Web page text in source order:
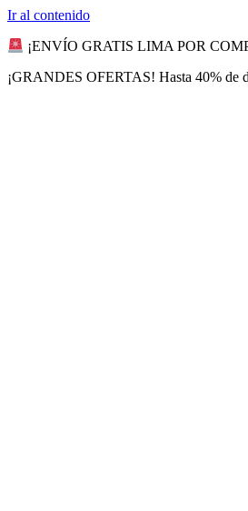
Ir al contenido
¡ENVÍO GRATIS LIMA POR
¡GRANDES OFERTAS! Hasta 40% de